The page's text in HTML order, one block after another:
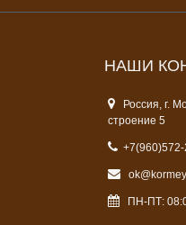
НАШИ
Россия, г.
строение 5
ПН-ПТ: